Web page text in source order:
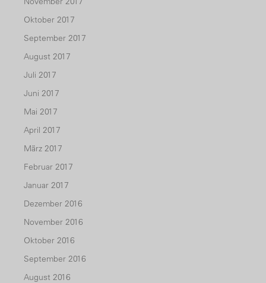
Oktober 2017
September 2017
August 2017
Juli 2017
Juni 2017
Mai 2017
April 2017
März 2017
Februar 2017
Januar 2017
Dezember 2016
November 2016
Oktober 2016
September 2016
August 2016